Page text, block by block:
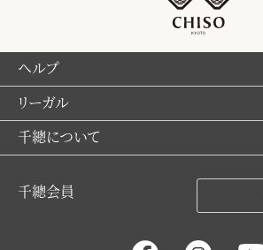
ヘルプ
リーガル
千總について
千總会員